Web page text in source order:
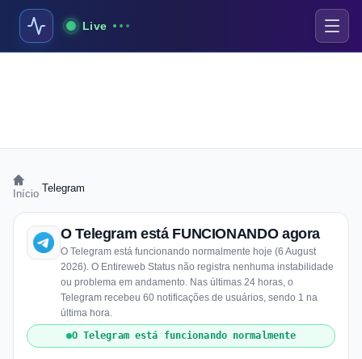
Live
Início Telegram
O Telegram está FUNCIONANDO agora
O Telegram está funcionando normalmente hoje (6 August
2026). O Entireweb Status não registra nenhuma instabilidade
ou problema em andamento. Nas últimas 24 horas, o
Telegram recebeu 60 notificações de usuários, sendo 1 na
última hora.
O Telegram está funcionando normalmente